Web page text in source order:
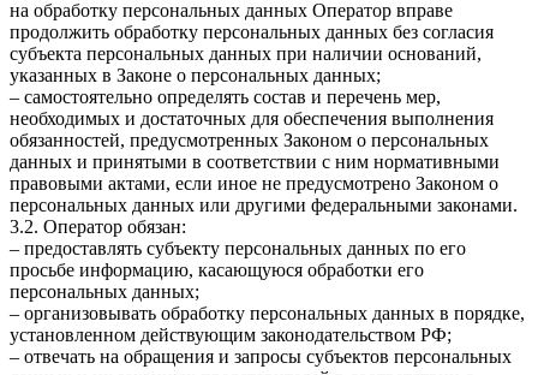
на обработку персональных данных Оператор вправе
продолжить обработку персональных данных без согласия
субъекта персональных данных при наличии оснований,
указанных в Законе о персональных данных;
– самостоятельно определять состав и перечень мер,
необходимых и достаточных для обеспечения выполнения
обязанностей, предусмотренных Законом о персональных
данных и принятыми в соответствии с ним нормативными
правовыми актами, если иное не предусмотрено Законом о
персональных данных или другими федеральными законами.
3.2. Оператор обязан:
– предоставлять субъекту персональных данных по его
просьбе информацию, касающуюся обработки его
персональных данных;
– организовывать обработку персональных данных в порядке,
установленном действующим законодательством РФ;
– отвечать на обращения и запросы субъектов персональных